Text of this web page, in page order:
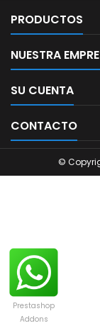
Prestashop
Addons
PRODUCTOS
NUESTRA
SU CUENTA
CONTACTO
©